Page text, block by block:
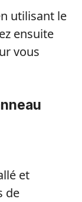
utilisant le
ensuite
vous
et
de